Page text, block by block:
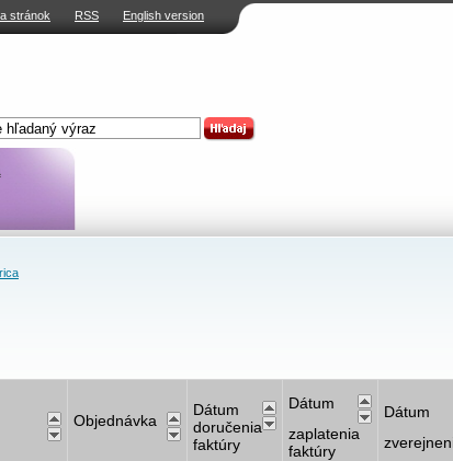
stránok RSS English version
Objednávka
Dátum
doručenia
faktúry
Dátum
zaplatenia
faktúry
Dátum